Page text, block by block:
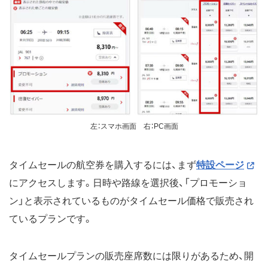
2025年3月30日〜6月30日
2月4日（火）0時〜2月5日
（水）23時59分
2025年3月30日〜5月31日
1月9日（木）0時〜1月10日
（金）23時59分
2025年2月1日〜3月29日
2024年
12月16日（月）0時〜12月
※大阪（伊丹／関西）・南紀
2025年2月1日〜28日
11月28日（木）0時〜11月
2025年1月6日〜2月28日
（水）23時59分
2024年12月27日〜2025年
1月31日
9月3日（火）0時〜9月4日
2024年10月27日〜11月30
左：スマホ画面 右：PC画面
タイムセールの航空券を購入するには、まず特設ページ
にアクセスします。日時や路線を選択後、「プロモーショ
ン」と表示されているものがタイムセール価格で販売され
ているプランです。
タイムセールプランの販売座席数には限りがあるため、開